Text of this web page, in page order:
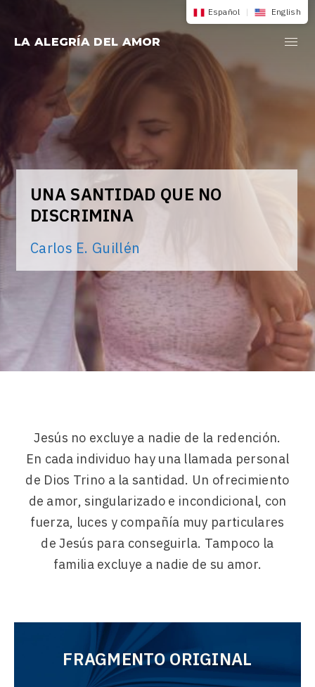
contenido
LA ALEGRÍA DEL AMOR
UNA SANTIDAD QUE NO
DISCRIMINA
Carlos E. Guillén
Español | English
Jesús no excluye a nadie de la redención.
En cada individuo hay una llamada personal
de Dios Trino a la santidad. Un ofrecimiento
de amor, singularizado e incondicional, con
fuerza, luces y compañía muy particulares
de Jesús para conseguirla. Tampoco la
familia excluye a nadie de su amor.
FRAGMENTO ORIGINAL